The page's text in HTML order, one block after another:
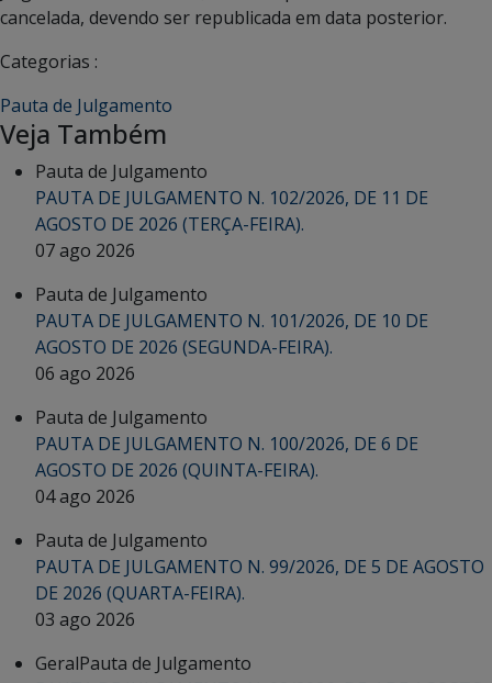
cancelada, devendo ser republicada em data posterior.
Categorias :
Pauta de Julgamento
Veja Também
Pauta de Julgamento
PAUTA DE JULGAMENTO N. 102/2026, DE 11 DE
AGOSTO DE 2026 (TERÇA-FEIRA).
07 ago 2026
Pauta de Julgamento
PAUTA DE JULGAMENTO N. 101/2026, DE 10 DE
AGOSTO DE 2026 (SEGUNDA-FEIRA).
06 ago 2026
Pauta de Julgamento
PAUTA DE JULGAMENTO N. 100/2026, DE 6 DE
AGOSTO DE 2026 (QUINTA-FEIRA).
04 ago 2026
Pauta de Julgamento
PAUTA DE JULGAMENTO N. 99/2026, DE 5 DE AGOSTO
DE 2026 (QUARTA-FEIRA).
03 ago 2026
GeralPauta de Julgamento